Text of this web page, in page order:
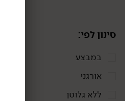
סינון לפי:
במבצע
אורגני
ללא גלוטן